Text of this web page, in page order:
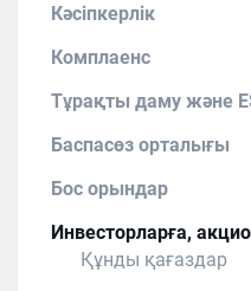
Кәсіпкерлік
Комплаенс
Тұрақты даму және
Баспасөз орталығы
Бос орындар
Инвесторларға,
Құнды қағаздар